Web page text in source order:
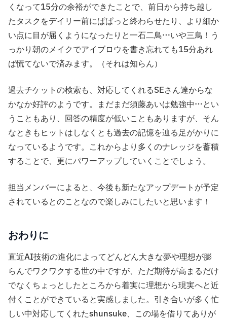
くなって15分の余裕ができたことで、前日から持ち越し
たタスクをデイリー前にぱぱっと終わらせたり、より細か
い点に目が届くようになったりと一石二鳥…いや三鳥！う
っかり朝のメイクでアイブロウを書き忘れても15分あれ
ば慌てないで済みます。（それは知らん）
過去チケットの検索も、対応してくれるSEさん達からな
かなか好評のようです。まだまだ須藤あいは勉強中…とい
うこともあり、回答の精度が低いこともありますが、そん
なときもヒットはしなくとも過去の記憶を辿る足がかりに
なっているようです。これからより多くのナレッジを蓄積
することで、更にパワーアップしていくことでしょう。
担当メンバーによると、今後も新たなアップデートが予定
されているとのことなので楽しみにしたいと思います！
おわりに
直近AI技術の進化によってどんどん大きな夢や理想が膨
らんでワクワクする世の中ですが、ただ期待が高まるだけ
でなくちょっとしたところから着実に理想から現実へと近
付くことができていると実感しました。引き合いが多く忙
しい中対応してくれたshunsuke、この場を借りてありが